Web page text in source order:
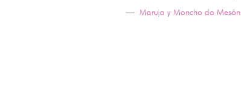
Maruja y Moncho do Mesón